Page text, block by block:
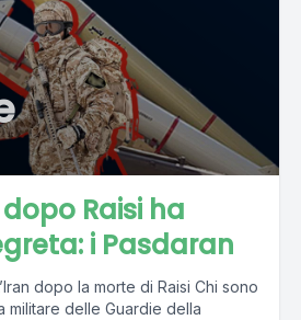
dopo Raisi ha
i Pasdaran